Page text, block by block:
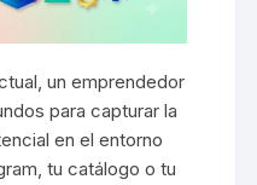
un emprendedor
para capturar la
en el entorno
tu catálogo o tu